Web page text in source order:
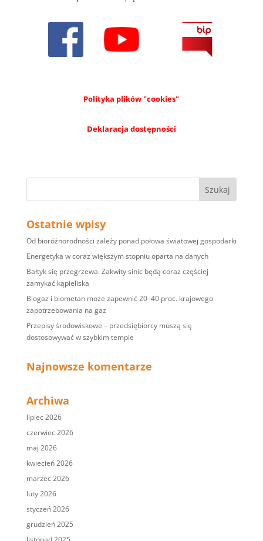
Polityka plików "cookies"
Deklaracja dostępności
Ostatnie wpisy
Od bioróżnorodności zależy ponad połowa światowej gospodarki
Energetyka w coraz większym stopniu oparta na danych
Bałtyk się przegrzewa. Zakwity sinic będą coraz częściej
zamykać kąpieliska
Biogaz i biometan może zapewnić 20–40 proc. krajowego
zapotrzebowania na gaz
Przepisy środowiskowe – przedsiębiorcy muszą się
dostosowywać w szybkim tempie
Najnowsze komentarze
Archiwa
lipiec 2026
czerwiec 2026
maj 2026
kwiecień 2026
marzec 2026
luty 2026
styczeń 2026
grudzień 2025